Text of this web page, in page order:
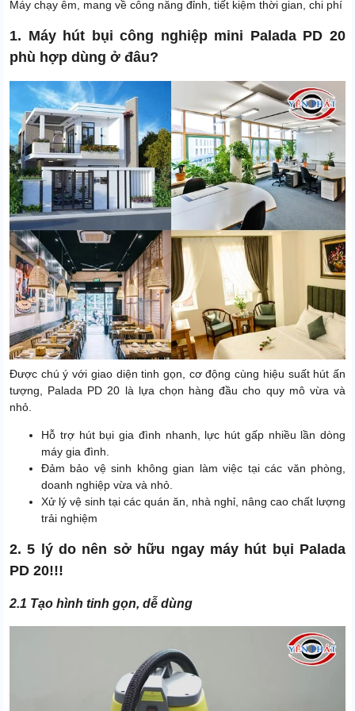
Máy chạy êm, mang về công năng đỉnh, tiết kiệm thời gian, chi phí
1. Máy hút bụi công nghiệp mini Palada PD 20
phù hợp dùng ở đâu?
Được chú ý với giao diện tinh gọn, cơ động cùng hiệu suất hút ấn
tượng, Palada PD 20 là lựa chọn hàng đầu cho quy mô vừa và
nhỏ.
Hỗ trợ hút bụi gia đình nhanh, lực hút gấp nhiều lần dòng
máy gia đình.
Đảm bảo vệ sinh không gian làm việc tại các văn phòng,
doanh nghiệp vừa và nhỏ.
Xử lý vệ sinh tại các quán ăn, nhà nghỉ, nâng cao chất lượng
trải nghiệm
2. 5 lý do nên sở hữu ngay máy hút bụi Palada
PD 20!!!
2.1 Tạo hình tinh gọn, dễ dùng